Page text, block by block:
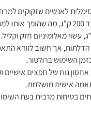
השימוש ברולטור.
נוח של חפצים אישיים